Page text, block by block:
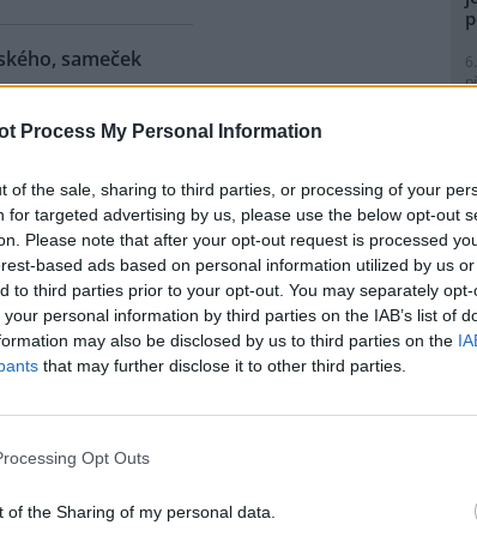
Process My Personal Information
of the sale, sharing to third parties, or processing of your
for targeted advertising by us, please use the below opt-out
Please note that after your opt-out request is processed
based ads based on personal information utilized by us
to third parties prior to your opt-out. You may separately
personal information by third parties on the IAB’s list of
may also be disclosed by us to third parties on the
that may further disclose it to other third parties.
Opt Outs
of the Sharing of my personal data.
sameček
zahradě se
roku 1997, kdy tato
Sameček dostal
má teď pět
Pro tento nedávno
vedena nejstarší
nová za rok
průzkumném
na světě, zemřel